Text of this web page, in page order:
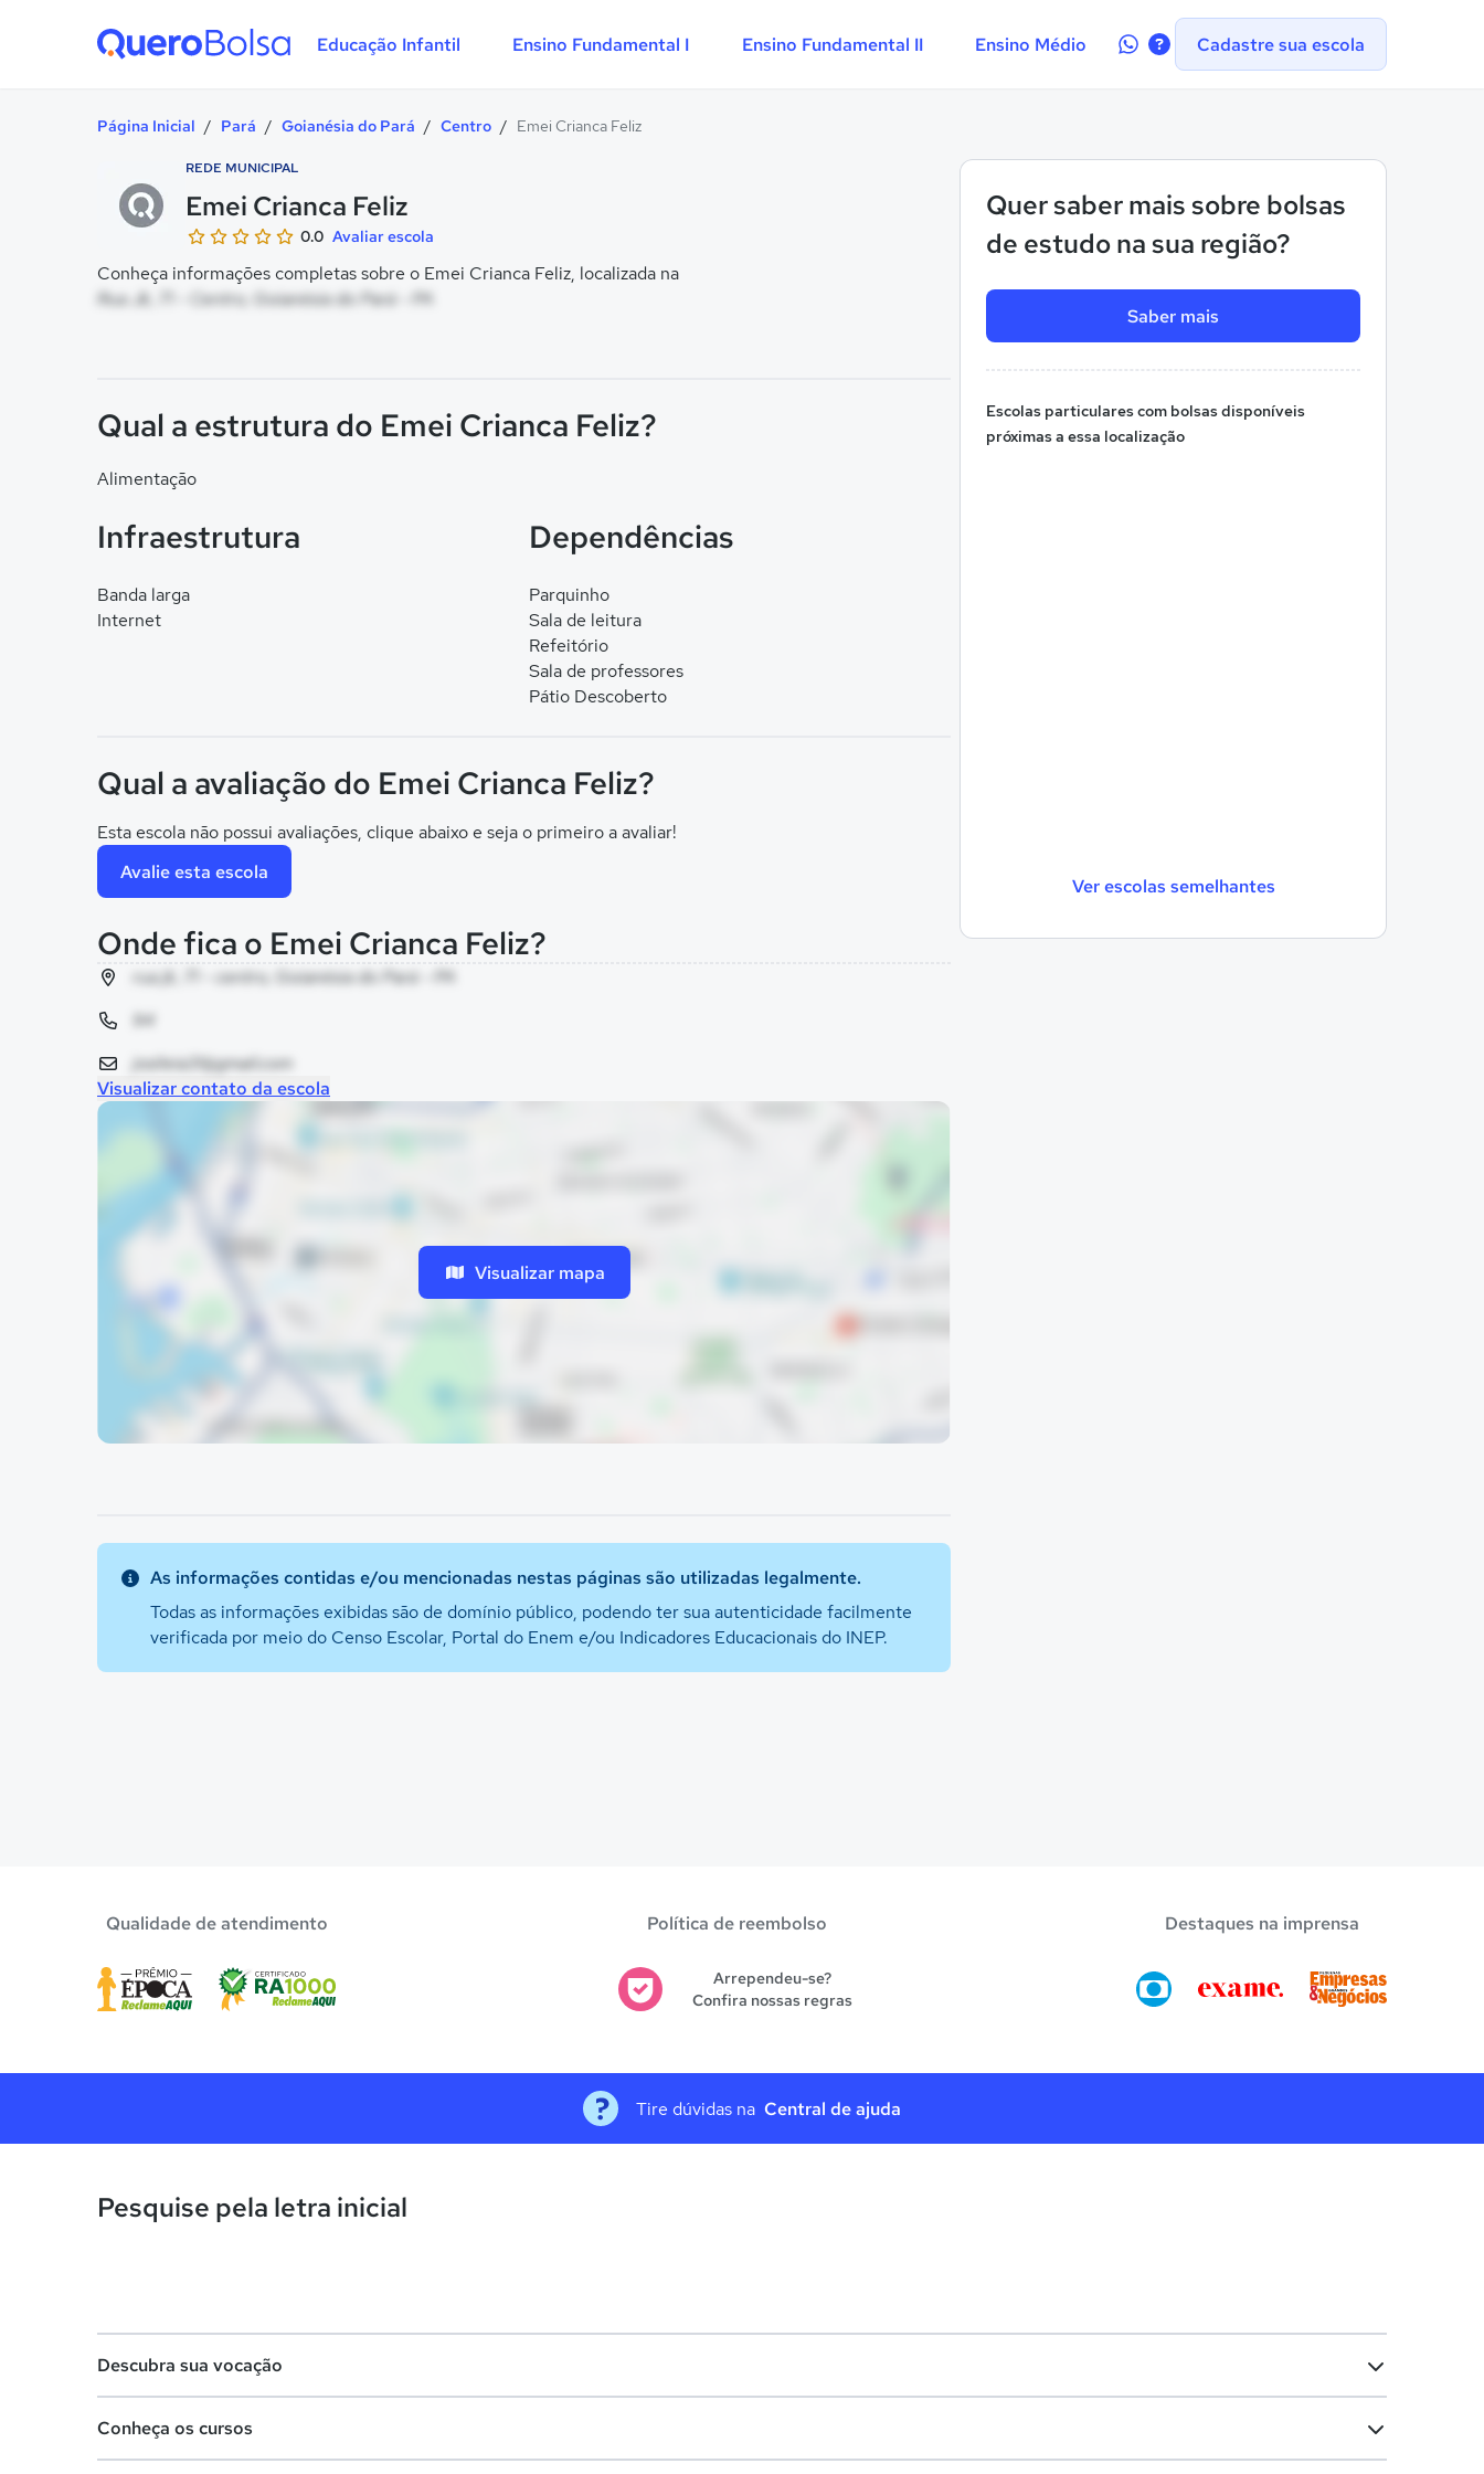
Educação Infantil Ensino Fundamental I Ensino Fundamental II Ensino Médio
Contate-Cadastre sua escola
Página Inicial / Pará / Goianésia do Pará / Centro / Emei Crianca Feliz
REDE MUNICIPAL
Emei Crianca Feliz
0.0 Avaliar escola
Conheça informações completas sobre o Emei Crianca Feliz, localizada na
Rua Jk, 71 - Centro, Goianésia do Pará - PA
Quer saber mais sobre bolsas
de estudo na sua região?
Saber mais
Escolas particulares com bolsas disponíveis
próximas a essa localização
Ver escolas semelhantes
Qual a estrutura do Emei Crianca Feliz?
Alimentação
Infraestrutura
Banda larga
Internet
Dependências
Parquinho
Sala de leitura
Refeitório
Sala de professores
Pátio Descoberto
Qual a avaliação do Emei Crianca Feliz?
Esta escola não possui avaliações, clique abaixo e seja o primeiro a avaliar!
Avalie esta escola
Onde fica o Emei Crianca Feliz?
rua jk, 71 - centro, Goianésia do Pará - PA
94
josileia31@gmail.com
Visualizar contato da escola
Visualizar mapa
As informações contidas e/ou mencionadas nestas páginas são utilizadas legalmente.
Todas as informações exibidas são de domínio público, podendo ter sua autenticidade facilmente
verificada por meio do Censo Escolar, Portal do Enem e/ou Indicadores Educacionais do INEP.
Qualidade de atendimento Política de reembolso
Arrependeu-se?
Confira nossas regras
Destaques na imprensa
Tire dúvidas na Central de ajuda
Pesquise pela letra inicial
Descubra sua vocação
Conheça os cursos